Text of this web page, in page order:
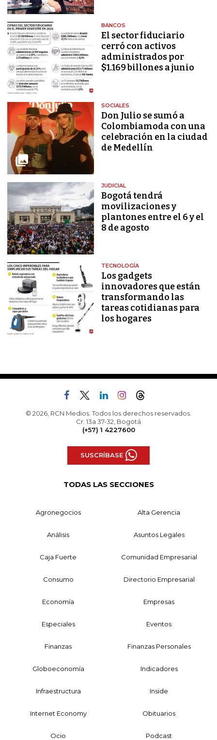
BANCOS
El sector fiduciario
cerró con activos
administrados por
$1.169 billones a junio
SOCIALES
Don Julio se sumó a
Colombiamoda con una
celebración en la ciudad
de Medellín
JUDICIAL
Bogotá tendrá
movilizaciones y
plantones entre el 6 y el
8 de agosto
TECNOLOGÍA
Los gadgets
innovadores que están
transformando las
tareas cotidianas para
los hogares
© 2026, RCN Medios. Todos los derechos reservados.
Cr. 13a 37-32, Bogotá
(+57) 1 4227600
SUSCRÍBASE
TODAS LAS SECCIONES
Agronegocios Alta Gerencia
Análisis Asuntos Legales
Caja Fuerte Comunidad Empresarial
Consumo Directorio Empresarial
Economía Empresas
Especiales Eventos
Finanzas Finanzas Personales
Globoeconomía Indicadores
Infraestructura Inside
Internet Economy Obituarios
Ocio Podcast